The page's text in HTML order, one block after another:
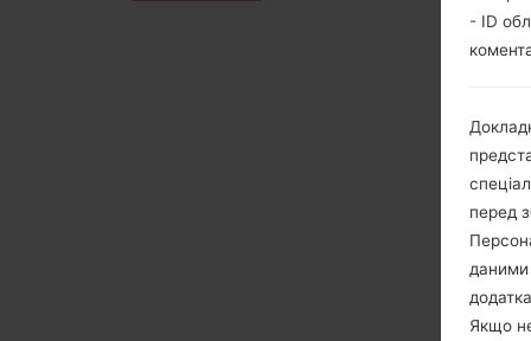
- ID
перед
даними
Якщо